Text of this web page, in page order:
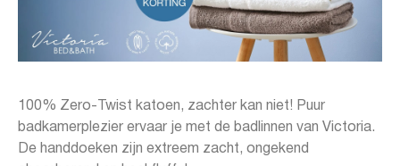
100% Zero-Twist katoen, zachter kan niet! Puur
badkamerplezier ervaar je met de badlinnen van Victoria.
De handdoeken zijn extreem zacht, ongekend